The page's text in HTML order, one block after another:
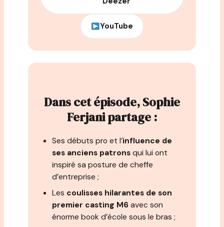
YouTube
Dans cet épisode, Sophie
Ferjani partage :
Ses débuts pro et l’influence de
ses anciens patronsqui lui ont
inspiré sa posture de cheffe
d’entreprise ;
Les coulisses hilarantes de son
premier casting M6avec son
énorme book d’école sous le bras ;